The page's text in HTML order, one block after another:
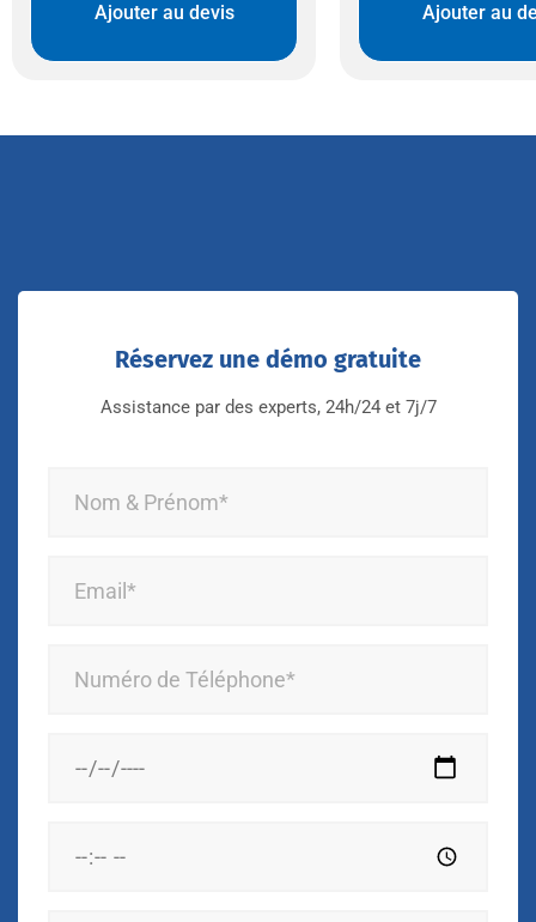
Ajouter au devis Ajouter au
Réservez une démo gratuite
Assistance par des experts, 24h/24 et 7j/7